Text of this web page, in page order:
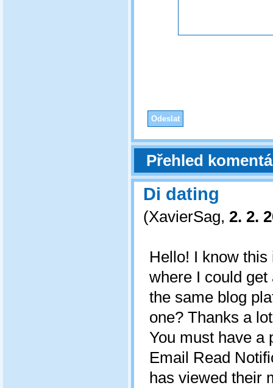
Přehled
Di dating
(XavierSag, 2. 2.
Hello! I know
where I could
the same blog
one? Thanks a
You must have
Email Read
has viewed their